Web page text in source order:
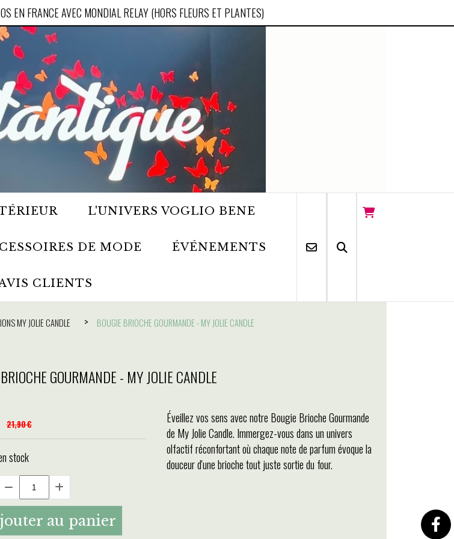
EN FRANCE AVEC MONDIAL RELAY (HORS FLEURS ET PLANTES)
L'UNIVERS VOGLIO BENE
DE MODE ÉVÉNEMENTS
CLIENTS
MY JOLIE CANDLE BOUGIE BRIOCHE GOURMANDE - MY JOLIE CANDLE
GOURMANDE - MY JOLIE CANDLE
21,90€
stock
au panier
Éveillez vos sens avec notre Bougie Brioche Gourmande
de My Jolie Candle. Immergez-vous dans un univers
olfactif réconfortant où chaque note de parfum évoque la
douceur d'une brioche tout juste sortie du four.